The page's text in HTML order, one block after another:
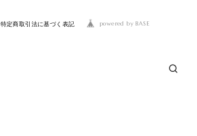
特定商取引法に基づく表記 powered by BASE